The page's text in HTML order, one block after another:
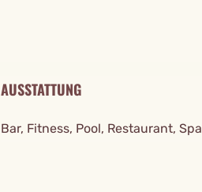
AUSSTATTUNG
Bar, Fitness, Pool, Restaurant, Spa